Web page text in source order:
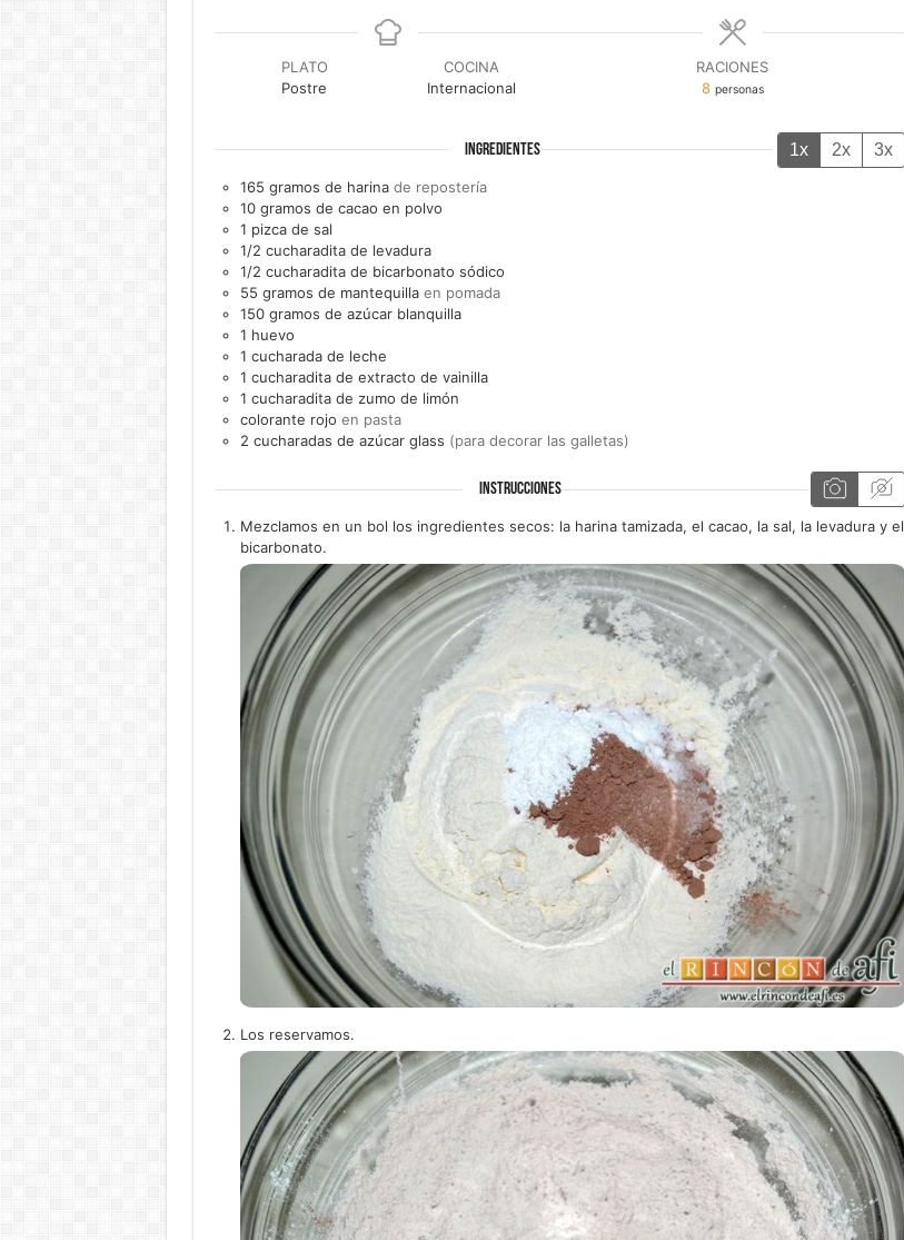
PLATO
Postre
COCINA
Internacional
RACIONES
8 personas
INGREDIENTES 1x 2x 3x
165 gramos de harina de repostería
10 gramos de cacao en polvo
1 pizca de sal
1/2 cucharadita de levadura
1/2 cucharadita de bicarbonato sódico
55 gramos de mantequilla en pomada
150 gramos de azúcar blanquilla
1 huevo
1 cucharada de leche
1 cucharadita de extracto de vainilla
1 cucharadita de zumo de limón
colorante rojo en pasta
2 cucharadas de azúcar glass (para decorar las galletas)
INSTRUCCIONES
Mezclamos en un bol los ingredientes secos: la harina tamizada, el cacao, la sal, la levadura y el
bicarbonato.
Los reservamos.